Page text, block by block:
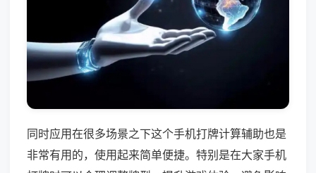
同时应用在很多场景之下这个手机打牌计算辅助也是
非常有用的，使用起来简单便捷。特别是在大家手机